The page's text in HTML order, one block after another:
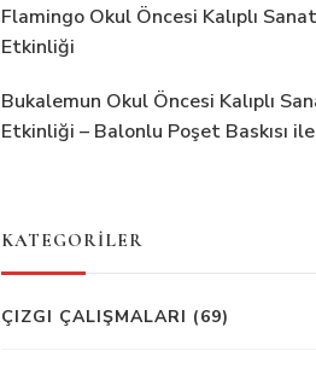
Flamingo Okul Öncesi Kalıplı Sanat
Etkinliği
Bukalemun Okul Öncesi Kalıplı
Etkinliği – Balonlu Poşet Baskısı ile
KATEGORİLER
ÇIZGI ÇALIŞMALARI (69)